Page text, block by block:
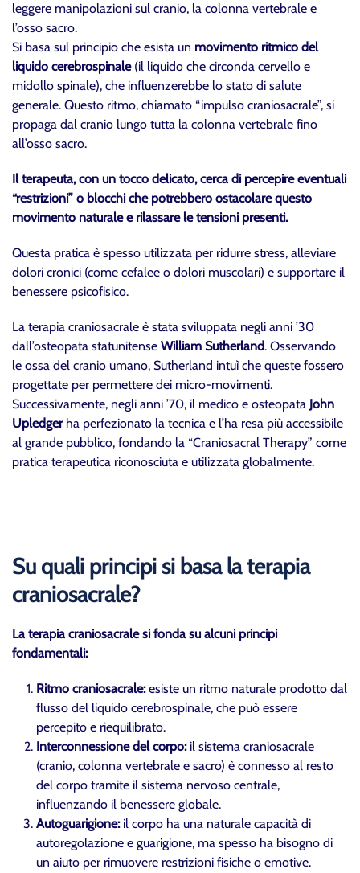
leggere manipolazioni sul cranio, la colonna vertebrale e
l’osso sacro.
Si basa sul principio che esista un movimento ritmico del
liquido cerebrospinale(il liquido che circonda cervello e
midollo spinale), che influenzerebbe lo stato di salute
generale. Questo ritmo, chiamato “impulso craniosacrale”, si
propaga dal cranio lungo tutta la colonna vertebrale fino
all’osso sacro.
Il terapeuta, con un tocco delicato, cerca di percepire eventuali
“restrizioni” o blocchi che potrebbero ostacolare questo
movimento naturale e rilassare le tensioni presenti.
Questa pratica è spesso utilizzata per ridurre stress, alleviare
dolori cronici (come cefalee o dolori muscolari) e supportare il
benessere psicofisico.
La terapia craniosacrale è stata sviluppata negli anni ’30
dall’osteopata statunitense William Sutherland. Osservando
le ossa del cranio umano, Sutherland intuì che queste fossero
progettate per permettere dei micro-movimenti.
Successivamente, negli anni ’70, il medico e osteopata John
Upledgerha perfezionato la tecnica e l’ha resa più accessibile
al grande pubblico, fondando la “Craniosacral Therapy” come
pratica terapeutica riconosciuta e utilizzata globalmente.
Su quali principi si basa la terapia
craniosacrale?
La terapia craniosacrale si fonda su alcuni principi
fondamentali:
Ritmo craniosacrale:esiste un ritmo naturale prodotto dal
flusso del liquido cerebrospinale, che può essere
percepito e riequilibrato.
Interconnessione del corpo:il sistema craniosacrale
(cranio, colonna vertebrale e sacro) è connesso al resto
del corpo tramite il sistema nervoso centrale,
influenzando il benessere globale.
Autoguarigione:il corpo ha una naturale capacità di
autoregolazione e guarigione, ma spesso ha bisogno di
un aiuto per rimuovere restrizioni fisiche o emotive.